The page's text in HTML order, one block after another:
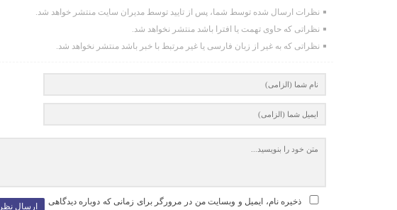
نظرات ارسال شده توسط شما، پس از تایید توسط مدیران سایت منتشر خواهد شد.
نظراتی که حاوی تهمت یا افترا باشد منتشر نخواهد شد.
نظراتی که به غیر از زبان فارسی یا غیر مرتبط با خبر باشد منتشر نخواهد شد.
ارسال نظر ذخیره نام، ایمیل و وبسایت من در مرورگر برای زمانی که دوباره دیدگاهی